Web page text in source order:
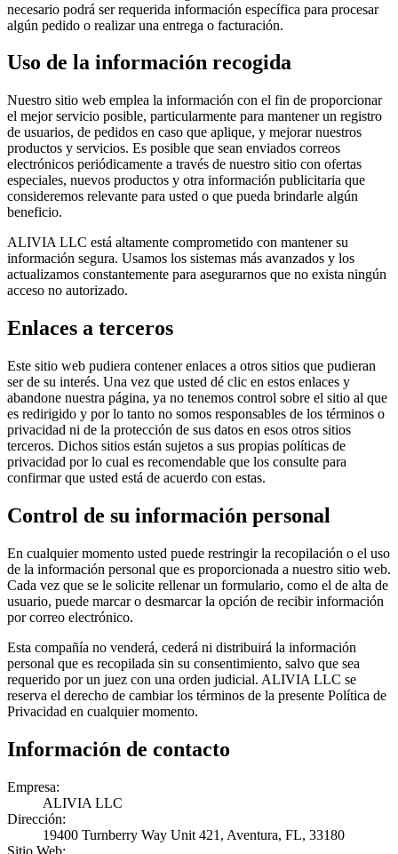
necesario podrá ser requerida información específica para procesar
algún pedido o realizar una entrega o facturación.
Uso de la información recogida
Nuestro sitio web emplea la información con el fin de proporcionar
el mejor servicio posible, particularmente para mantener un registro
de usuarios, de pedidos en caso que aplique, y mejorar nuestros
productos y servicios. Es posible que sean enviados correos
electrónicos periódicamente a través de nuestro sitio con ofertas
especiales, nuevos productos y otra información publicitaria que
consideremos relevante para usted o que pueda brindarle algún
beneficio.
ALIVIA LLC está altamente comprometido con mantener su
información segura. Usamos los sistemas más avanzados y los
actualizamos constantemente para asegurarnos que no exista ningún
acceso no autorizado.
Enlaces a terceros
Este sitio web pudiera contener enlaces a otros sitios que pudieran
ser de su interés. Una vez que usted dé clic en estos enlaces y
abandone nuestra página, ya no tenemos control sobre el sitio al que
es redirigido y por lo tanto no somos responsables de los términos o
privacidad ni de la protección de sus datos en esos otros sitios
terceros. Dichos sitios están sujetos a sus propias políticas de
privacidad por lo cual es recomendable que los consulte para
confirmar que usted está de acuerdo con estas.
Control de su información personal
En cualquier momento usted puede restringir la recopilación o el uso
de la información personal que es proporcionada a nuestro sitio web.
Cada vez que se le solicite rellenar un formulario, como el de alta de
usuario, puede marcar o desmarcar la opción de recibir información
por correo electrónico.
Esta compañía no venderá, cederá ni distribuirá la información
personal que es recopilada sin su consentimiento, salvo que sea
requerido por un juez con una orden judicial. ALIVIA LLC se
reserva el derecho de cambiar los términos de la presente Política de
Privacidad en cualquier momento.
Información de contacto
Empresa:
ALIVIA LLC
Dirección:
19400 Turnberry Way Unit 421, Aventura, FL, 33180
Sitio Web: